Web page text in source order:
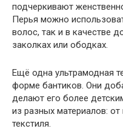
подчеркивают
Перья можно
волос, так и в качестве
заколках или ободках.
Ещё одна ультрамодная
форме бантиков. Они
делают его более
из разных материалов:
текстиля.